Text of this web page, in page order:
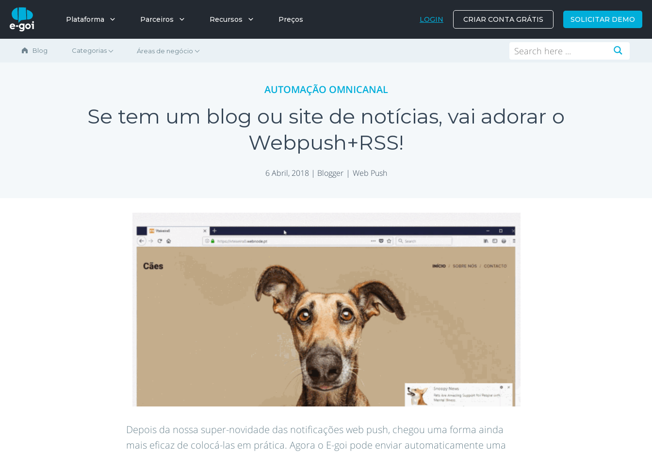
Ir para o conteúdo
Plataforma Parceiros Recursos Preços SOLICITAR DEMO
CRIAR CONTA GRÁTIS
LOGIN
Blog Categorias Áreas de negócio
AUTOMAÇÃO OMNICANAL
Se tem um blog ou site de notícias, vai adorar o
Webpush+RSS!
6 Abril, 2018 | Blogger Web Push
Depois da nossa super-novidade das notificações web push, chegou uma forma ainda
mais eficaz de colocá-las em prática. Agora o E-goi pode enviar automaticamente uma